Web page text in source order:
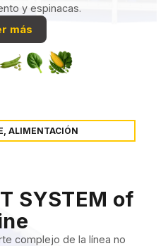
y espinacas.
más
ALIMENTACIÓN
SYSTEM of
complejo de la línea no